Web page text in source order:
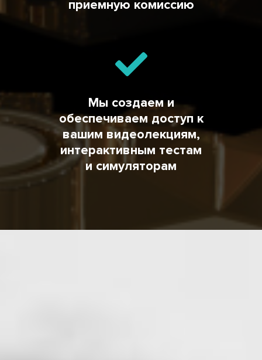
приемную комиссию
Мы создаем и
обеспечиваем доступ к
вашим видеолекциям,
интерактивным тестам
и симуляторам